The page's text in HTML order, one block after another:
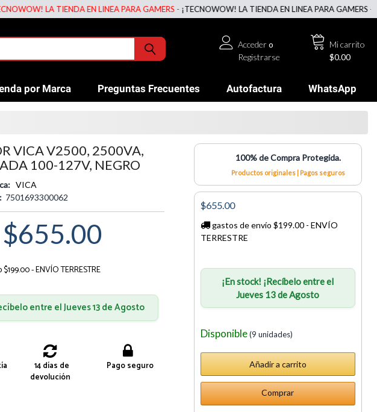
LA TIENDA EN LINEA PARA GAMERS -¡TECNOWOW! LA TIENDA EN LINEA PARA GAMERS -
Mi carrito
$0.00
Accedero
Registrarse
por Marca Preguntas Frecuentes Autofactura WhatsApp
VICA V2500, 2500VA,
100-127V, NEGRO
VICA
7501693300062
$655.00
- ENVÍO TERRESTRE
entre el Jueves 13 de Agosto
14 días de
devolución
Pago seguro
100% de Compra Protegida.
Productos originales | Pagos seguros
$655.00
gastos de envío $199.00 - ENVÍO
TERRESTRE
¡En stock! ¡Recíbelo entre el
Jueves 13 de Agosto
Disponible(9 unidades)
Comprar